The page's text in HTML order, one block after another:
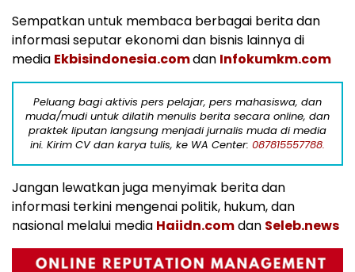
Sempatkan untuk membaca berbagai berita dan
informasi seputar ekonomi dan bisnis lainnya di
media Ekbisindonesia.comdan Infokumkm.com
Peluang bagi aktivis pers pelajar, pers mahasiswa, dan
muda/mudi untuk dilatih menulis berita secara online, dan
praktek liputan langsung menjadi jurnalis muda di media
ini. Kirim CV dan karya tulis, ke WA Center: 087815557788.
Jangan lewatkan juga menyimak berita dan
informasi terkini mengenai politik, hukum, dan
nasional melalui media Haiidn.comdan Seleb.news